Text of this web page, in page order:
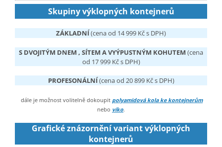
Skupiny výklopných kontejnerů
ZÁKLADNÍ(cena od 14 999 Kč s DPH)
S DVOJITÝM DNEM , SÍTEM A VYÝPUSTNÝM KOHUTEM (cena
od 17 999 Kč s DPH)
PROFESONÁLNÍ(cena od 20 899 Kč s DPH)
dále je možnost volitelně dokoupit polyamidová kola ke kontejnerům
nebo víko.
Grafické znázornění variant výklopných
kontejnerů